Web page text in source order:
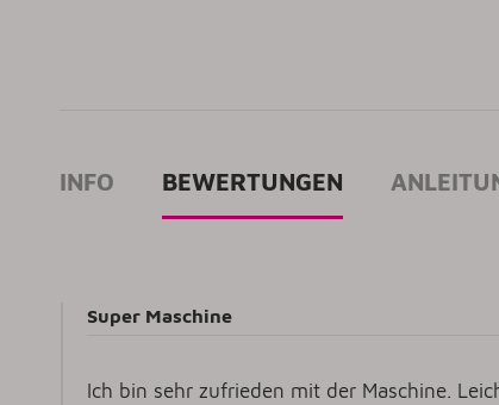
INFO BEWERTUNGEN
Super Maschine
Ich bin sehr zufrieden mit der Maschine.